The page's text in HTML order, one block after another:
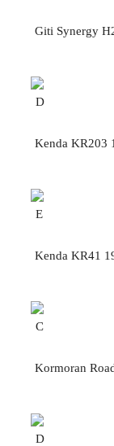
Giti Synergy
D
Kenda KR203
E
Kenda KR41
C
Kormoran
D